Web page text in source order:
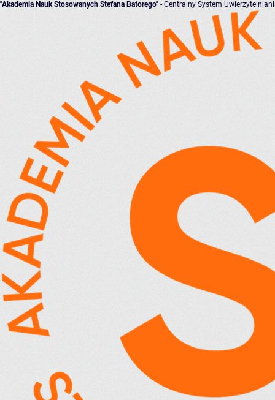
"Akademia Nauk Stosowanych Stefana Batorego" - Centralny System